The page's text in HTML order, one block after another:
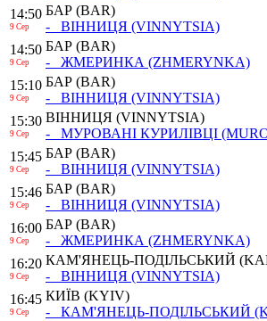
14:50
9 Сер
БАР (BAR)
- ВІННИЦЯ (VINNYTSIA)
14:50
9 Сер
БАР (BAR)
- ЖМЕРИНКА (ZHMERYNKA)
15:10
9 Сер
БАР (BAR)
- ВІННИЦЯ (VINNYTSIA)
15:30
9 Сер
ВІННИЦЯ (VINNYTSIA)
- МУРОВАНІ КУРИЛІВЦІ
15:45
9 Сер
БАР (BAR)
- ВІННИЦЯ (VINNYTSIA)
15:46
9 Сер
БАР (BAR)
- ВІННИЦЯ (VINNYTSIA)
16:00
9 Сер
БАР (BAR)
- ЖМЕРИНКА (ZHMERYNKA)
16:20
9 Сер
КАМ'ЯНЕЦЬ-ПОДІЛЬСЬКИЙ
- ВІННИЦЯ (VINNYTSIA)
16:45
9 Сер
КИЇВ (KYIV)
- КАМ'ЯНЕЦЬ-ПОДІЛЬСЬКИЙ